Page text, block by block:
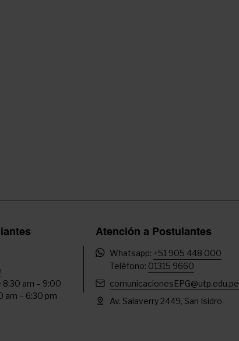
8:30 am – 9:00
am – 6:30 pm
Atención a Postulantes
Whatsapp: +51 905 448 000
Teléfono: 01315 9660
comunicacionesEPG@utp.edu.pe
Av. Salaverry 2449, San Isidro